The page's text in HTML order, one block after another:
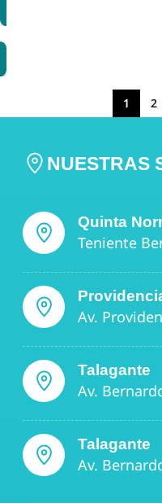
1 2
NUESTRAS
Quinta
Teniente
Av.
Talagante
Av.
Talagante
Av.